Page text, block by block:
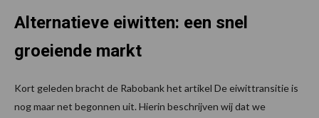
Alternatieve eiwitten: een snel
groeiende markt
Kort geleden bracht de Rabobank het artikel De eiwittransitie is
nog maar net begonnen uit. Hierin beschrijven wij dat we